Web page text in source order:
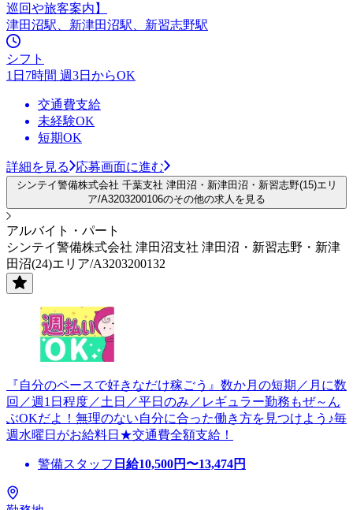
巡回や旅客案内】
津田沼駅、新津田沼駅、新習志野駅
シフト
1日7時間 週3日からOK
交通費支給
未経験OK
短期OK
詳細を見る 応募画面に進む
シンテイ警備株式会社 千葉支社 津田沼・新津田沼・新習志野(15)エリ
ア/A3203200106のその他の求人を見る
アルバイト・パート
シンテイ警備株式会社 津田沼支社 津田沼・新習志野・新津
田沼(24)エリア/A3203200132
『自分のペースで好きなだけ稼ごう』数か月の短期／月に数
回／週1日程度／土日／平日のみ／レギュラー勤務もぜ～ん
ぶOKだよ！無理のない自分に合った働き方を見つけよう♪毎
週水曜日がお給料日★交通費全額支給！
警備スタッフ 日給10,500円〜13,474円